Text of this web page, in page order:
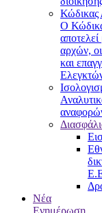
Κώδικας
Ο
αρχών,
και
Νέα
Ενημέρωση